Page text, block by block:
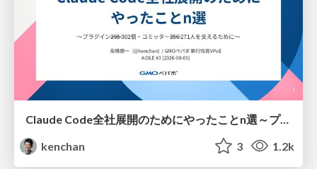
Claude Code全社展開のためにやったことn選～プラグイン302個・コミッター271人を支えるために～
kenchan
3 1.2k